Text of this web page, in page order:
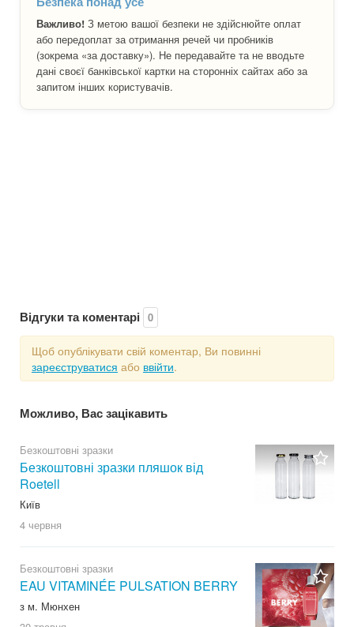
Важливо! З метою вашої безпеки не здійснюйте оплат
або передоплат за отримання речей чи пробників
(зокрема «за доставку»). Не передавайте та не вводьте
дані своєї банківської картки на сторонніх сайтах або за
запитом інших користувачів.
Відгуки та коментарі 0
Щоб опублікувати свій коментар, Ви повинні
зареєструватися або ввійти.
Можливо, Вас зацікавить
Безкоштовні зразки
Безкоштовні зразки пляшок від
Roetell
Київ
4 червня
Безкоштовні зразки
EAU VITAMINÉE PULSATION BERRY
з м. Мюнхен